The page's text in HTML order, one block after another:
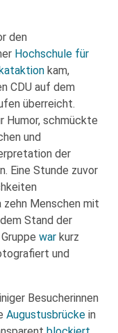
den
Hochschule für
kam,
CDU auf dem
überreicht.
Humor, schmückte
und
der
Eine Stunde zuvor
Menschen mit
Stand der
war kurz
und
Besucherinnen
Augustusbrücke in